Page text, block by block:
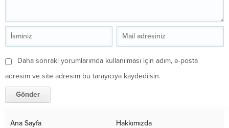
Daha sonraki yorumlarımda kullanılması için adım, e-posta
adresim ve site adresim bu tarayıcıya kaydedilsin.
Ana Sayfa Hakkımızda